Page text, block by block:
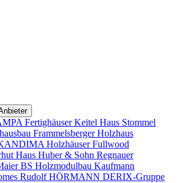
FertighäuserKeitel Haus Stommel
Frammelsberger Holzhaus
HolzhäuserFullwood
Haus Huber & Sohn Regnauer
BS Holzmodulbau Kaufmann
Rudolf HÖRMANN DERIX-Gruppe